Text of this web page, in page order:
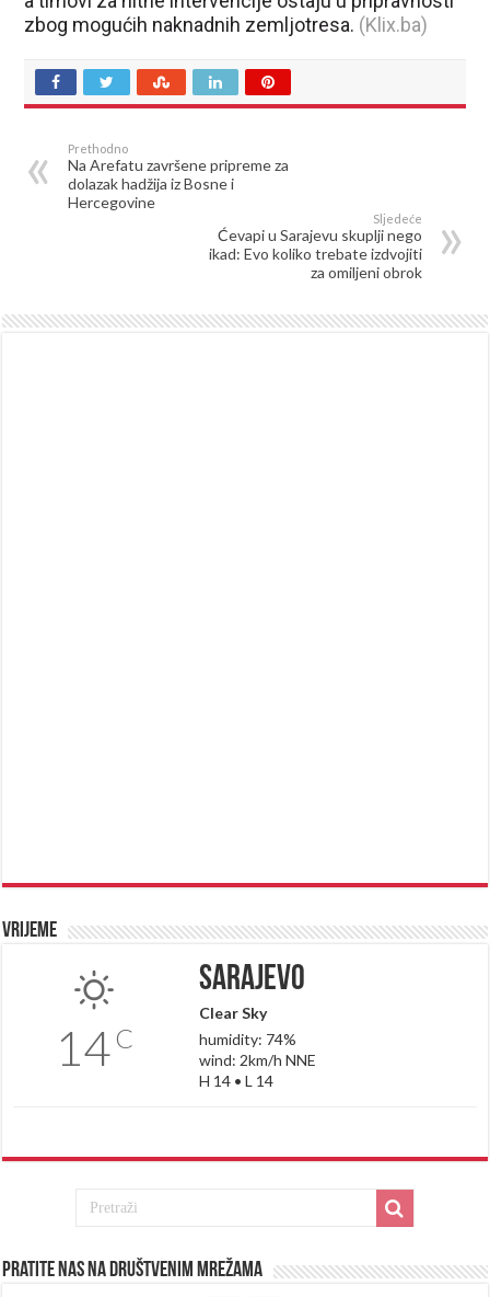
zbog mogućih naknadnih zemljotresa. (Klix.ba)
Prethodno
Na Arefatu završene pripreme za
dolazak hadžija iz Bosne i
Hercegovine
Sljedeće
Ćevapi u Sarajevu skuplji nego
ikad: Evo koliko trebate izdvojiti
za omiljeni obrok
Vrijeme
14C
Sarajevo
Clear Sky
humidity: 74%
wind: 2km/h NNE
H 14 • L 14
Pratite nas na društvenim mrežama